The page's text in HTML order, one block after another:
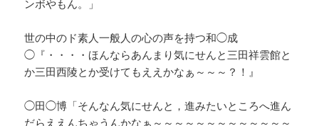
ンボやもん。」
世の中のド素人一般人の心の声を持つ和◯成
◯『・・・・ほんならあんまり気にせんと三田祥雲館と
か三田西陵とか受けてもええかなぁ～～～？！』
◯田◯博「そんなん気にせんと，進みたいところへ進ん
だらええんちゃうんかなぁ～～～～～～～～～～～～～